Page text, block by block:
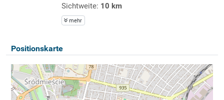
Sichtweite: 10 km
mehr
Positionskarte